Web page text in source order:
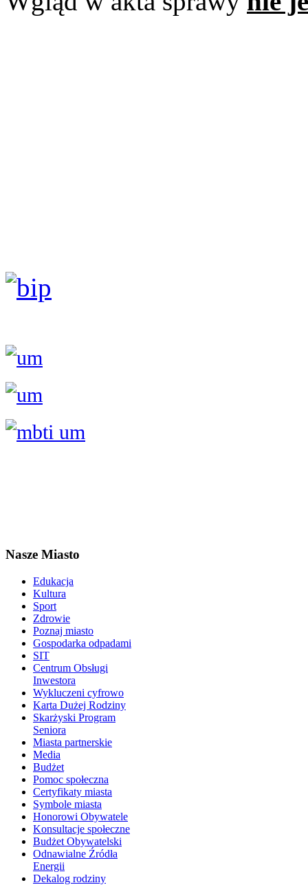
Nasze Miasto
Edukacja
Kultura
Sport
Zdrowie
Poznaj miasto
Gospodarka odpadami
SIT
Centrum Obsługi
Inwestora
Wykluczeni cyfrowo
Karta Dużej Rodziny
Skarżyski Program
Seniora
Miasta partnerskie
Media
Budżet
Pomoc społeczna
Certyfikaty miasta
Symbole miasta
Honorowi Obywatele
Konsultacje społeczne
Budżet Obywatelski
Odnawialne Źródła
Energii
Dekalog rodziny